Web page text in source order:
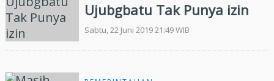
Ujubgbatu Tak Punya izin
Sabtu, 22 Juni 2019 21:49 WIB